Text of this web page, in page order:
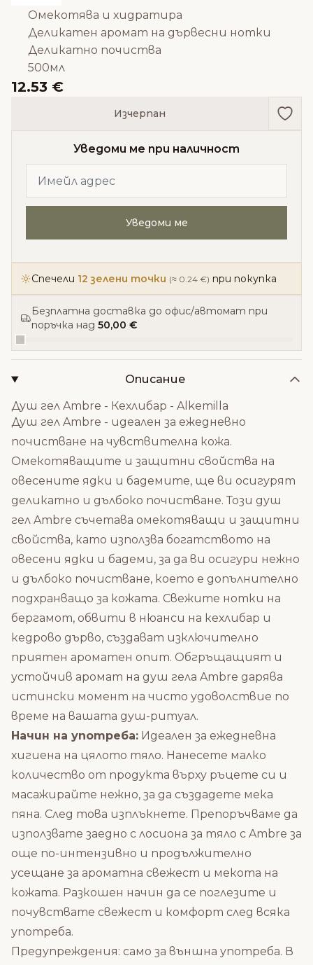
Омекотява и хидратира
Деликатен аромат на дървесни нотки
Деликатно почиства
500мл
12.53 €
Изчерпан
Уведоми ме при наличност
Уведоми ме
Спечели 12 зелени точки (≈ 0.24 €) при покупка
Безплатна доставка до офис/автомат при
поръчка над 50,00 €
Описание
Душ гел Ambre - Кехлибар - Alkemilla
Душ гел Ambre - идеален за ежедневно
почистване на чувствителна кожа.
Омекотяващите и защитни свойства на
овесените ядки и бадемите, ще ви осигурят
деликатно и дълбоко почистване. Този душ
гел Ambre съчетава омекотяващи и защитни
свойства, като използва богатството на
овесени ядки и бадеми, за да ви осигури нежно
и дълбоко почистване, което е допълнително
подхранващо за кожата. Свежите нотки на
бергамот, обвити в нюанси на кехлибар и
кедрово дърво, създават изключително
приятен ароматен опит. Обгръщащият и
устойчив аромат на душ гела Ambre дарява
истински момент на чисто удоволствие по
време на вашата душ-ритуал.
Начин на употреба: Идеален за ежедневна
хигиена на цялото тяло. Нанесете малко
количество от продукта върху ръцете си и
масажирайте нежно, за да създадете мека
пяна. След това изплъкнете. Препоръчваме да
използвате заедно с лосиона за тяло с Ambre за
още по-интензивно и продължително
усещане за ароматна свежест и мекота на
кожата. Разкошен начин да се поглезите и
почувствате свежест и комфорт след всяка
употреба.
Предупреждения: само за външна употреба. В